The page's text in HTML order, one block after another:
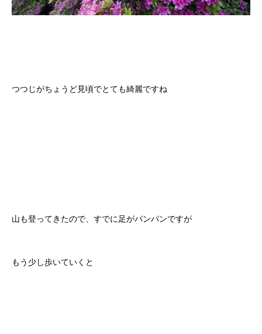
つつじがちょうど見頃でとても綺麗ですね
山も登ってきたので、すでに足がパンパンですが
もう少し歩いていくと